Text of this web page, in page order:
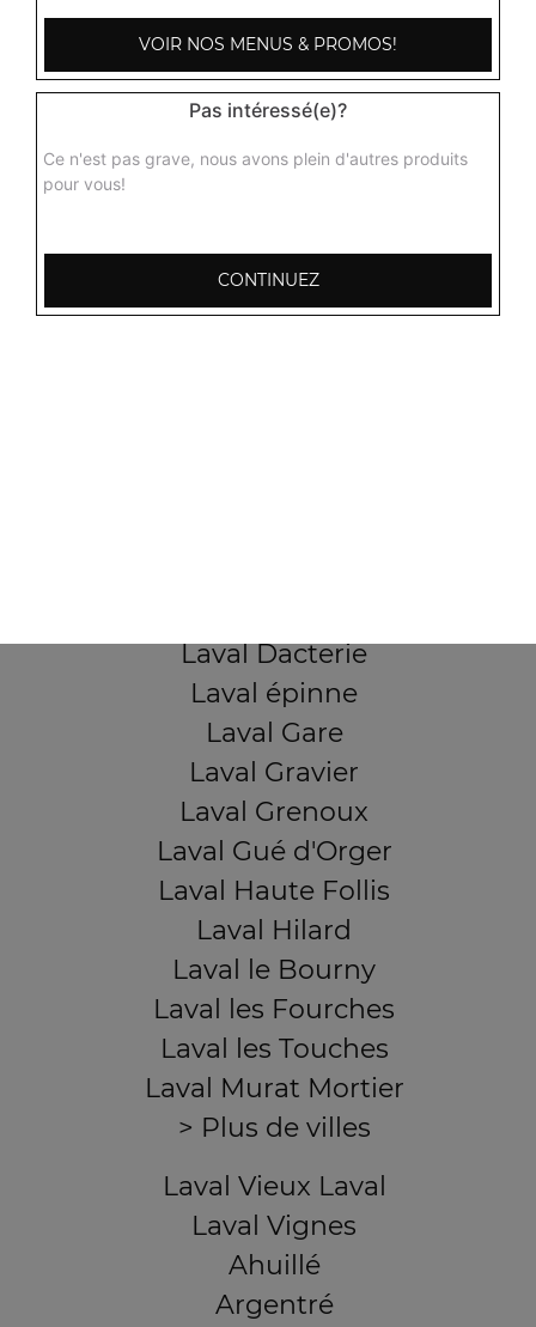
53000 Laval
Mentions légales
Laval Dacterie
Laval épinne
Laval Gare
Laval Gravier
Laval Grenoux
Laval Gué d'Orger
Laval Haute Follis
Laval Hilard
Laval le Bourny
Laval les Fourches
Laval les Touches
Laval Murat Mortier
> Plus de villes
Laval Vieux Laval
Laval Vignes
Ahuillé
Argentré
VOIR NOS MENUS & PROMOS!
Pas intéressé(e)?
Ce n'est pas grave, nous avons plein d'autres produits
pour vous!
CONTINUEZ